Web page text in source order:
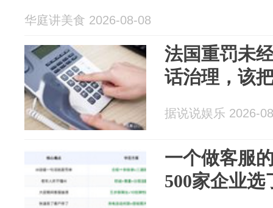
华庭讲美食 2026-08-08
法国重罚未
话治理，该
据说说娱乐 2026-
一个做客服
500家企业选